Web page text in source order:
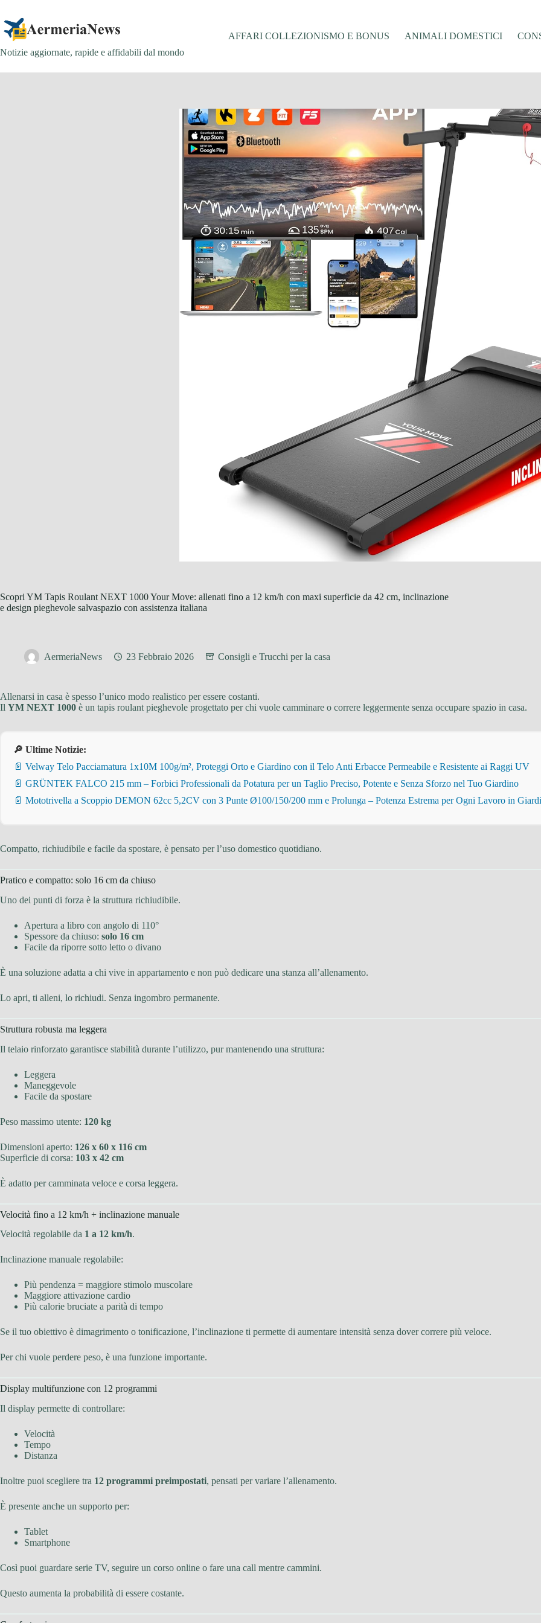
contenuto
Notizie aggiornate, rapide e affidabili dal mondo
AFFARI COLLEZIONISMO E BONUS ANIMALI DOMESTICI
Scopri YM Tapis Roulant NEXT 1000 Your Move: allenati fino a 12 km/h con maxi superficie da 42 cm, inclinazione
e design pieghevole salvaspazio con assistenza italiana
AermeriaNews 23 Febbraio 2026 Consigli e Trucchi per la casa
Allenarsi in casa è spesso l’unico modo realistico per essere costanti.
Il YM NEXT 1000 è un tapis roulant pieghevole progettato per chi vuole camminare o correre leggermente senza occupare spazio in casa.
🔎 Ultime Notizie:
📄 Velway Telo Pacciamatura 1x10M 100g/m², Proteggi Orto e Giardino con il Telo Anti Erbacce Permeabile e Resistente ai Raggi UV
📄 GRÜNTEK FALCO 215 mm – Forbici Professionali da Potatura per un Taglio Preciso, Potente e Senza Sforzo nel Tuo Giardino
📄 Mototrivella a Scoppio DEMON 62cc 5,2CV con 3 Punte Ø100/150/200 mm e Prolunga – Potenza Estrema per Ogni Lavoro in
Compatto, richiudibile e facile da spostare, è pensato per l’uso domestico quotidiano.
Pratico e compatto: solo 16 cm da chiuso
Uno dei punti di forza è la struttura richiudibile.
Apertura a libro con angolo di 110°
Spessore da chiuso: solo 16 cm
Facile da riporre sotto letto o divano
È una soluzione adatta a chi vive in appartamento e non può dedicare una stanza all’allenamento.
Lo apri, ti alleni, lo richiudi. Senza ingombro permanente.
Struttura robusta ma leggera
Il telaio rinforzato garantisce stabilità durante l’utilizzo, pur mantenendo una struttura:
Leggera
Maneggevole
Facile da spostare
Peso massimo utente: 120 kg
Dimensioni aperto: 126 x 60 x 116 cm
Superficie di corsa: 103 x 42 cm
È adatto per camminata veloce e corsa leggera.
Velocità fino a 12 km/h + inclinazione manuale
Velocità regolabile da 1 a 12 km/h.
Inclinazione manuale regolabile:
Più pendenza = maggiore stimolo muscolare
Maggiore attivazione cardio
Più calorie bruciate a parità di tempo
Se il tuo obiettivo è dimagrimento o tonificazione, l’inclinazione ti permette di aumentare intensità senza dover correre più veloce.
Per chi vuole perdere peso, è una funzione importante.
Display multifunzione con 12 programmi
Il display permette di controllare:
Velocità
Tempo
Distanza
Inoltre puoi scegliere tra 12 programmi preimpostati, pensati per variare l’allenamento.
È presente anche un supporto per:
Tablet
Smartphone
Così puoi guardare serie TV, seguire un corso online o fare una call mentre cammini.
Questo aumenta la probabilità di essere costante.